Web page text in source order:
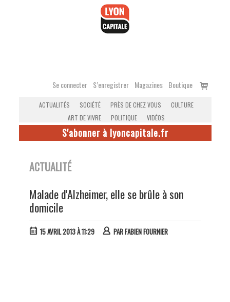
Se connecter S’enregistrer Magazines Boutique
Voir
ACTUALITÉS SOCIÉTÉ PRÈS DE CHEZ VOUS
CULTURE
ART DE VIVRE
POLITIQUE VIDÉOS
S'abonner à lyoncapitale.fr
ACTUALITÉ
Malade d'Alzheimer, elle se brûle à son
domicile
15 AVRIL 2013 À 11:29 PARFABIEN FOURNIER